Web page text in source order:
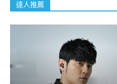
達人推薦